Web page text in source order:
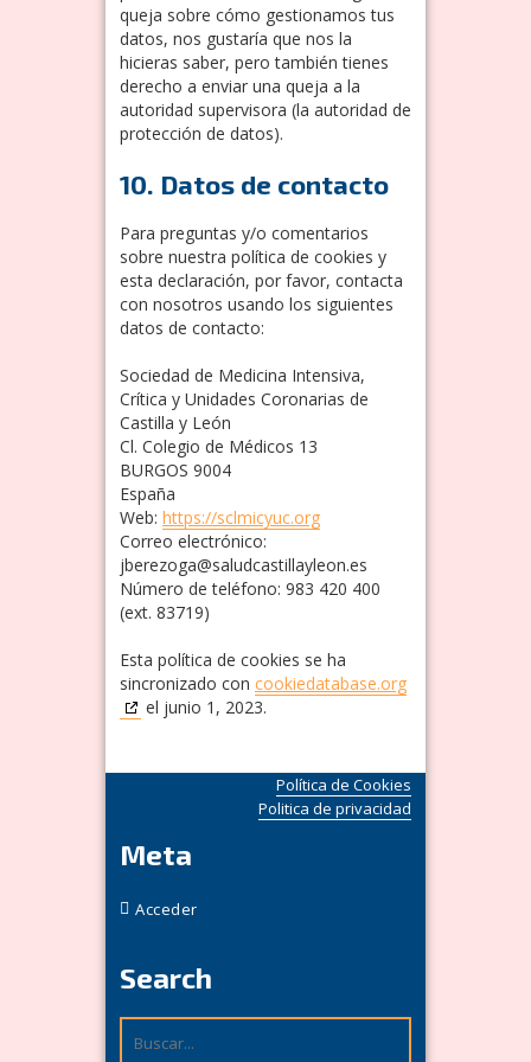
queja sobre cómo gestionamos tus
datos, nos gustaría que nos la
hicieras saber, pero también tienes
derecho a enviar una queja a la
autoridad supervisora (la autoridad de
protección de datos).
10. Datos de contacto
Para preguntas y/o comentarios
sobre nuestra política de cookies y
esta declaración, por favor, contacta
con nosotros usando los siguientes
datos de contacto:
Sociedad de Medicina Intensiva,
Crítica y Unidades Coronarias de
Castilla y León
Cl. Colegio de Médicos 13
BURGOS 9004
España
Web: https://sclmicyuc.org
Correo electrónico:
jberezoga@saludcastillayleon.es
Número de teléfono: 983 420 400
(ext. 83719)
Esta política de cookies se ha
sincronizado con cookiedatabase.org
el junio 1, 2023.
Política de Cookies
Politica de privacidad
Meta
Acceder
Search